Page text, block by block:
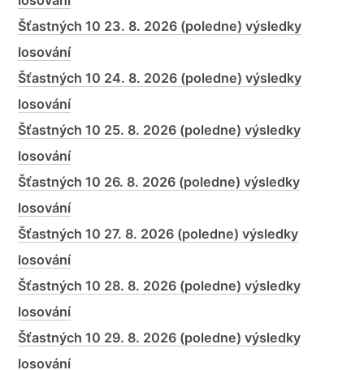
Šťastných 10 23. 8. 2026 (poledne) výsledky
losování
Šťastných 10 24. 8. 2026 (poledne) výsledky
losování
Šťastných 10 25. 8. 2026 (poledne) výsledky
losování
Šťastných 10 26. 8. 2026 (poledne) výsledky
losování
Šťastných 10 27. 8. 2026 (poledne) výsledky
losování
Šťastných 10 28. 8. 2026 (poledne) výsledky
losování
Šťastných 10 29. 8. 2026 (poledne) výsledky
losování